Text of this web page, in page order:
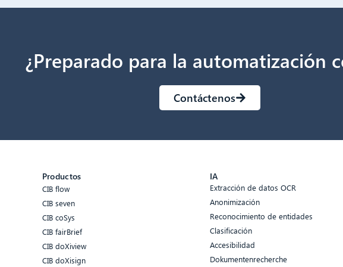
¿Preparado para la automatización
Contáctenos
Productos
CIB flow
CIB seven
CIB coSys
CIB fairBrief
CIB doXiview
CIB doXisign
IA
Extracción de datos OCR
Anonimización
Reconocimiento de entidades
Clasificación
Accesibilidad
Dokumentenrecherche